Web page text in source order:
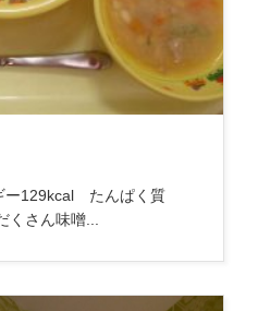
ー129kcal たんぱく質
さん味噌...